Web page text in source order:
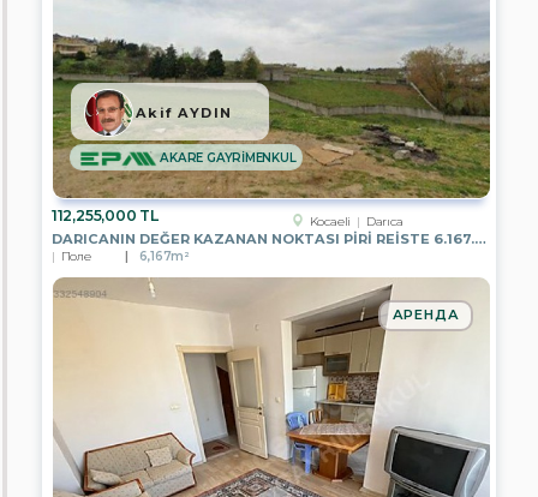
Город
Город/
регион
Район
Afyonkarahisar
112,255,000 TL Kocaeli Darıca
DARICANIN DEĞER KAZANAN NOKTASI PIRI REISTE 6.167.82 M2 PARSEL
Поле 6,167m²
AKARE GAYRİMENKUL
Akif AYDIN
АРЕНДА